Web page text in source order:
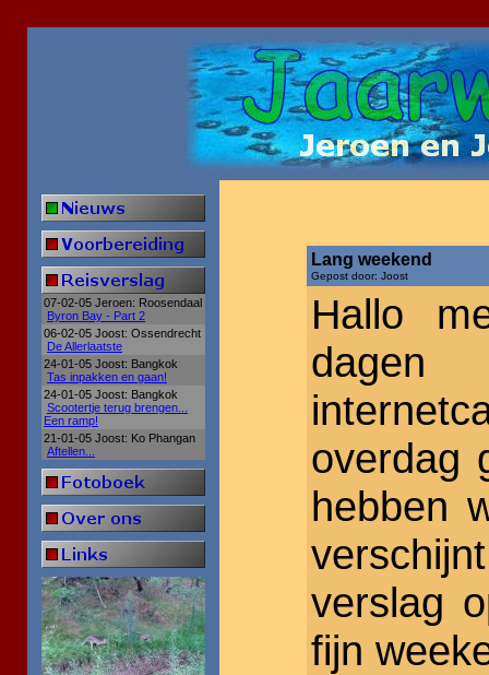
07-02-05 Jeroen: Roosendaal
Byron Bay - Part 2
06-02-05 Joost: Ossendrecht
De Allerlaatste
24-01-05 Joost: Bangkok
Tas inpakken en gaan!
24-01-05 Joost: Bangkok
Scootertje terug brengen...
Een ramp!
21-01-05 Joost: Ko Phangan
Aftellen...
Lang weekend
Gepost door: Joost
Hallo
overdag
hebben
verslag
fijn